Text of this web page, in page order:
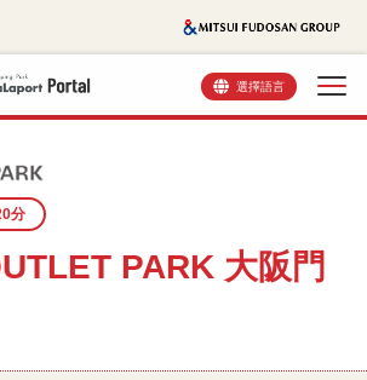
選擇語言
分
PARK 大阪門